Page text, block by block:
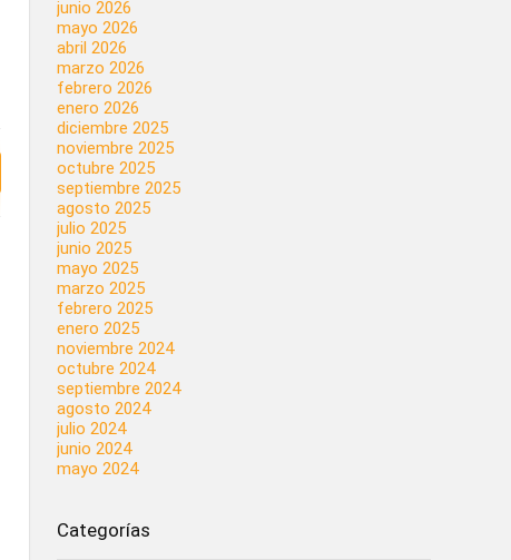
junio 2026
mayo 2026
abril 2026
marzo 2026
febrero 2026
enero 2026
diciembre 2025
noviembre 2025
octubre 2025
septiembre 2025
agosto 2025
julio 2025
junio 2025
mayo 2025
marzo 2025
febrero 2025
enero 2025
noviembre 2024
octubre 2024
septiembre 2024
agosto 2024
julio 2024
junio 2024
mayo 2024
Categorías